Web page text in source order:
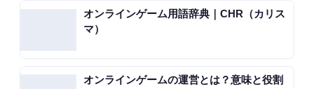
オンラインゲーム用語辞典｜CHR（カリス
マ）
オンラインゲームの運営とは？意味と役割